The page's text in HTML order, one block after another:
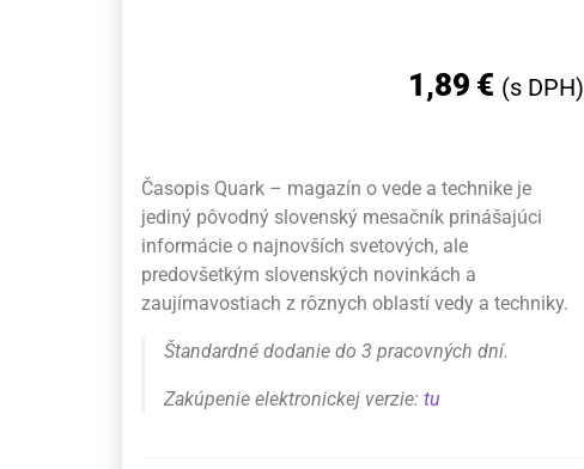
1,89 € (s DPH)
Časopis Quark – magazín o vede a technike je
jediný pôvodný slovenský mesačník prinášajúci
informácie o najnovších svetových, ale
predovšetkým slovenských novinkách a
zaujímavostiach z rôznych oblastí vedy a techniky.
Štandardné dodanie do 3 pracovných dní.
Zakúpenie elektronickej verzie: tu